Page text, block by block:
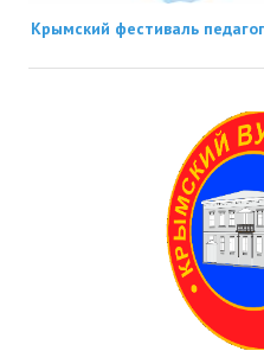
Крымский фестиваль